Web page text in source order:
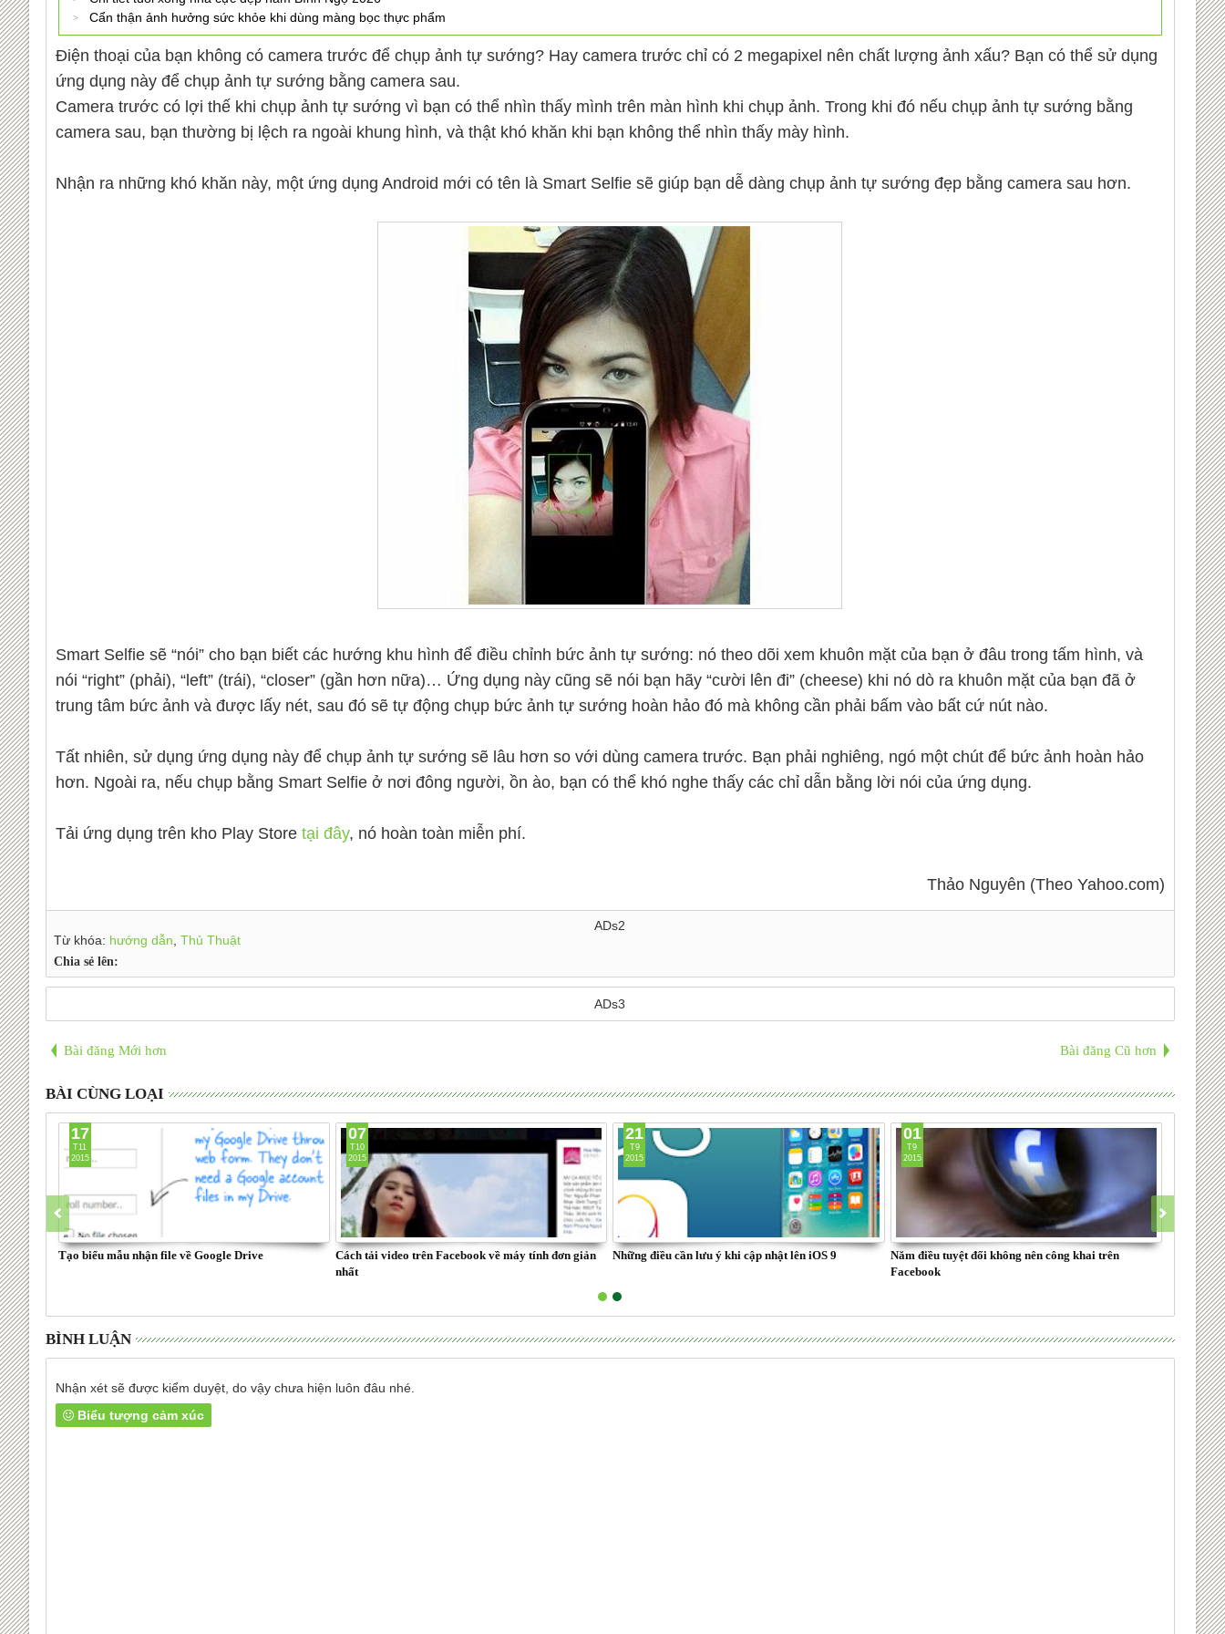
Cẩn thận ảnh hưởng sức khỏe khi dùng màng bọc thực phẩm
Điện thoại của bạn không có camera trước để chụp ảnh tự sướng? Hay camera trước chỉ có 2 megapixel nên chất lượng ảnh xấu? Bạn có thể sử dụng
ứng dụng này để chụp ảnh tự sướng bằng camera sau.
Camera trước có lợi thế khi chụp ảnh tự sướng vì bạn có thể nhìn thấy mình trên màn hình khi chụp ảnh. Trong khi đó nếu chụp ảnh tự sướng bằng
camera sau, bạn thường bị lệch ra ngoài khung hình, và thật khó khăn khi bạn không thể nhìn thấy mày hình.
Nhận ra những khó khăn này, một ứng dụng Android mới có tên là Smart Selfie sẽ giúp bạn dễ dàng chụp ảnh tự sướng đẹp bằng camera sau hơn.
Smart Selfie sẽ “nói” cho bạn biết các hướng khu hình để điều chỉnh bức ảnh tự sướng: nó theo dõi xem khuôn mặt của bạn ở đâu trong tấm hình, và
nói “right” (phải), “left” (trái), “closer” (gần hơn nữa)… Ứng dụng này cũng sẽ nói bạn hãy “cười lên đi” (cheese) khi nó dò ra khuôn mặt của bạn đã ở
trung tâm bức ảnh và được lấy nét, sau đó sẽ tự động chụp bức ảnh tự sướng hoàn hảo đó mà không cần phải bấm vào bất cứ nút nào.
Tất nhiên, sử dụng ứng dụng này để chụp ảnh tự sướng sẽ lâu hơn so với dùng camera trước. Bạn phải nghiêng, ngó một chút để bức ảnh hoàn hảo
hơn. Ngoài ra, nếu chụp bằng Smart Selfie ở nơi đông người, ồn ào, bạn có thể khó nghe thấy các chỉ dẫn bằng lời nói của ứng dụng.
Tải ứng dụng trên kho Play Storetại đây, nó hoàn toàn miễn phí.
Thảo Nguyên (Theo Yahoo.com)
ADs2
Từ khóa: hướng dẫn Thủ Thuật
Chia sẻ lên:
ADs3
Bài đăng Mới hơn Bài đăng Cũ hơn
BÀI CÙNG LOẠI
Tạo biểu mẫu nhận file về Google Drive
17
T11
2015
Cách tải video trên Facebook về máy tính đơn giản
nhất
07
T10
2015
Những điều cần lưu ý khi cập nhật lên iOS 9
21
T9
2015
Năm điều tuyệt đối không nên công khai trên
Facebook
01
T9
2015
Hướng
package
26
2015
BÌNH LUẬN
Nhận xét sẽ được kiểm duyệt, do vậy chưa hiện luôn đâu nhé.
Biểu tượng cảm xúc